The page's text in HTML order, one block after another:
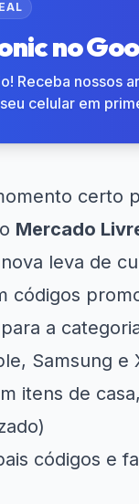
no
Receba nossos
celular em
certo
Mercado
leva de
códigos
a
Samsung e
itens de
códigos e
Amazon
10% OFF em
e...